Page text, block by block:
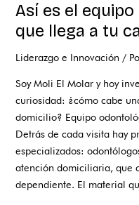
Así es el
que llega a tu
Liderazgo e Innovación /
Soy Moli El Molar y hoy
curiosidad: ¿cómo cabe
domicilio? Equipo
Detrás de cada visita hay
especializados:
atención domiciliaria, que
dependiente. El material